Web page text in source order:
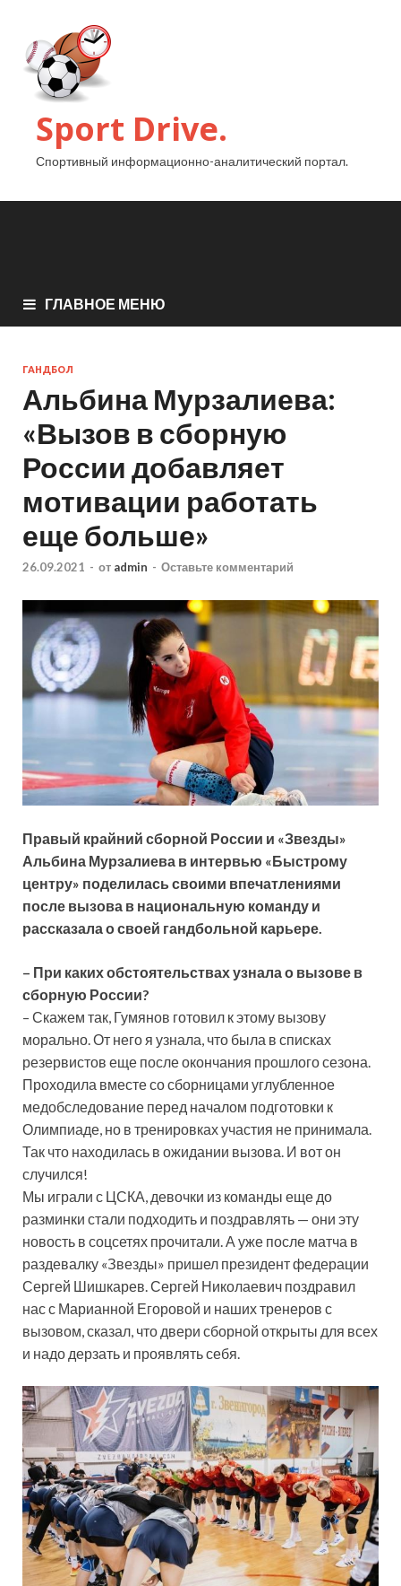
Sport Drive.
Спортивный информационно-аналитический портал.
ГЛАВНОЕ МЕНЮ
ГАНДБОЛ
Альбина Мурзалиева:
«Вызов в сборную
России добавляет
мотивации работать
еще больше»
26.09.2021 - от admin - Оставьте комментарий
Правый крайний сборной России и «Звезды»
Альбина Мурзалиева в интервью «Быстрому
центру» поделилась своими впечатлениями
после вызова в национальную команду и
рассказала о своей гандбольной карьере.
– При каких обстоятельствах узнала о вызове в
сборную России?
– Скажем так, Гумянов готовил к этому вызову
морально. От него я узнала, что была в списках
резервистов еще после окончания прошлого сезона.
Проходила вместе со сборницами углубленное
медобследование перед началом подготовки к
Олимпиаде, но в тренировках участия не принимала.
Так что находилась в ожидании вызова. И вот он
случился!
Мы играли с ЦСКА, девочки из команды еще до
разминки стали подходить и поздравлять — они эту
новость в соцсетях прочитали. А уже после матча в
раздевалку «Звезды» пришел президент федерации
Сергей Шишкарев. Сергей Николаевич поздравил
нас с Марианной Егоровой и наших тренеров с
вызовом, сказал, что двери сборной открыты для всех
и надо дерзать и проявлять себя.